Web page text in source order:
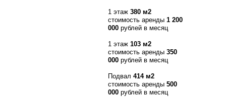
1 этаж 380 м2
стоимость аренды 1 200
000 рублей в месяц
1 этаж 103 м2
стоимость аренды 350
000 рублей в месяц
Подвал 414 м2
стоимость аренды 500
000 рублей в месяц